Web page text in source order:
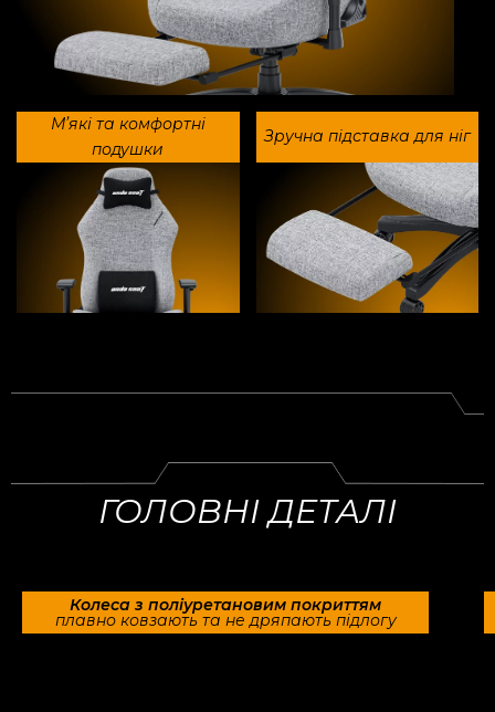
Мʼякі та комфортні
подушки
Зручна підставка для ніг
ГОЛОВНІ ДЕТАЛІ
Колеса з поліуретановим покриттям
плавно ковзають та не дряпають підлогу